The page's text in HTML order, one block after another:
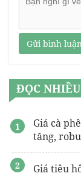
Gửi bình
ĐỌC NHIỀU
Giá cà
tăng,
Giá tiêu